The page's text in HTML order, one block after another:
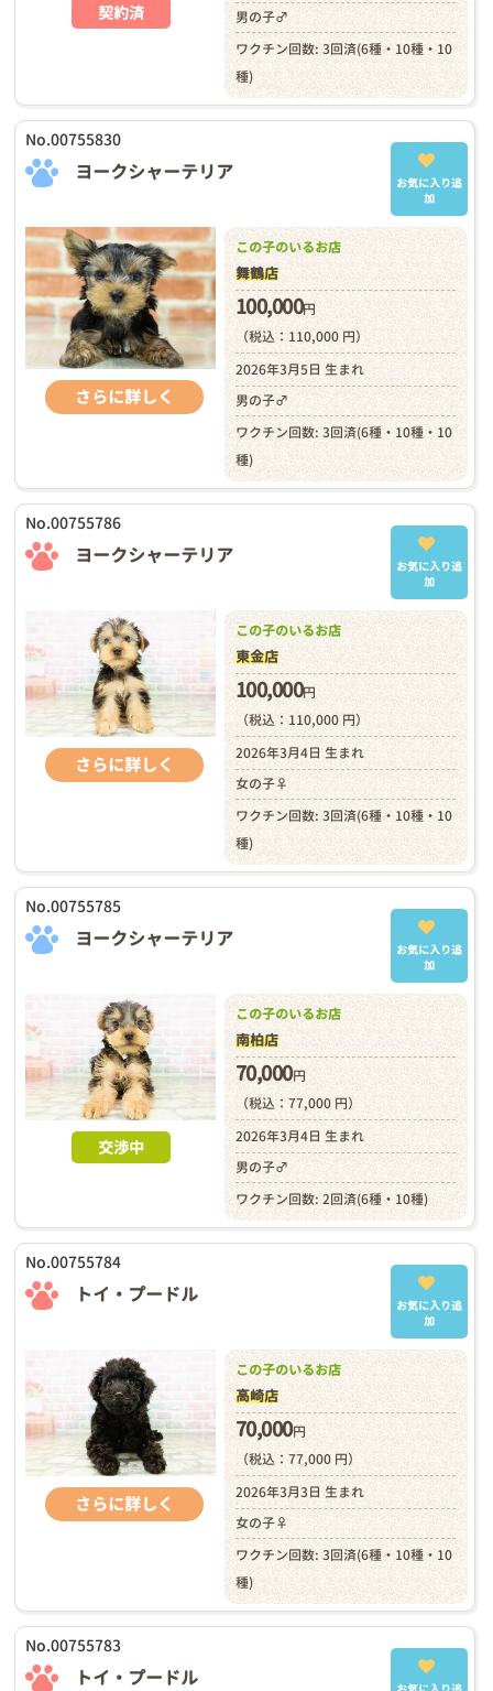
契約済
男の子♂
ワクチン回数: 3回済(6種・10種・10
種)
No.00755830
ヨークシャーテリア
お気に入り追
加
さらに詳しく
この子のいるお店
舞鶴店
100,000円
（税込：110,000 円）
2026年3月5日 生まれ
男の子♂
ワクチン回数: 3回済(6種・10種・10
種)
No.00755786
ヨークシャーテリア
お気に入り追
加
さらに詳しく
この子のいるお店
東金店
100,000円
（税込：110,000 円）
2026年3月4日 生まれ
女の子♀
ワクチン回数: 3回済(6種・10種・10
種)
No.00755785
ヨークシャーテリア
お気に入り追
加
交渉中
この子のいるお店
南柏店
70,000円
（税込：77,000 円）
2026年3月4日 生まれ
男の子♂
ワクチン回数: 2回済(6種・10種)
No.00755784
トイ・プードル
お気に入り追
加
さらに詳しく
この子のいるお店
高崎店
70,000円
（税込：77,000 円）
2026年3月3日 生まれ
女の子♀
ワクチン回数: 3回済(6種・10種・10
種)
No.00755783
トイ・プードル